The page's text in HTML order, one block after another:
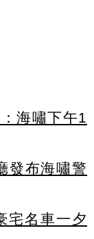
海嘯下午1
發布海嘯警
宅名車一夕